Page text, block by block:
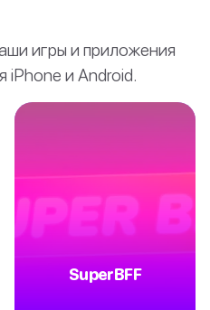
игры и приложения
iPhone и Android.
SuperBFF